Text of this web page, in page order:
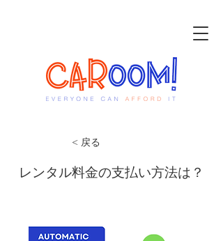
< 戻る
レンタル料金の支払い方法は？